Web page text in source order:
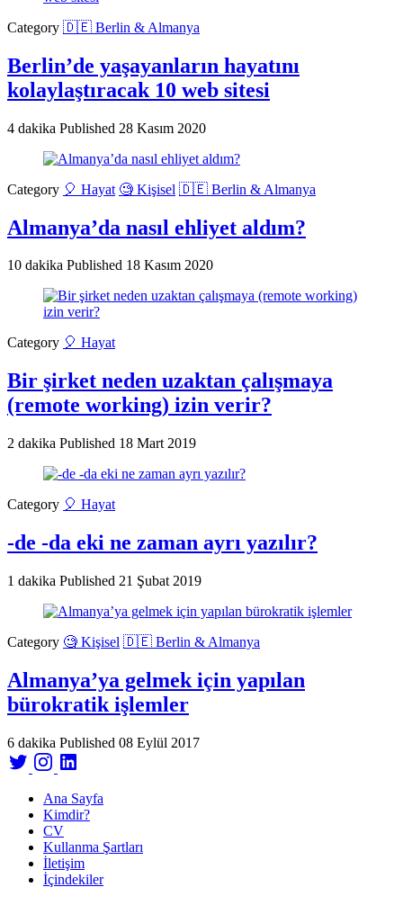
Category 🇩🇪 Berlin & Almanya
Berlin’de yaşayanların hayatını
kolaylaştıracak 10 web sitesi
4 dakika Published 28 Kasım 2020
Category 🎈 Hayat 🧐 Kişisel 🇩🇪 Berlin & Almanya
Almanya’da nasıl ehliyet aldım?
10 dakika Published 18 Kasım 2020
Category 🎈 Hayat
Bir şirket neden uzaktan çalışmaya
(remote working) izin verir?
2 dakika Published 18 Mart 2019
Category 🎈 Hayat
-de -da eki ne zaman ayrı yazılır?
1 dakika Published 21 Şubat 2019
Category 🧐 Kişisel 🇩🇪 Berlin & Almanya
Almanya’ya gelmek için yapılan
bürokratik işlemler
6 dakika Published 08 Eylül 2017
Ana Sayfa
Kimdir?
CV
Kullanma Şartları
İletişim
İçindekiler